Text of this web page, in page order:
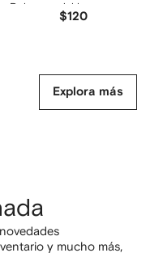
Polo
del logo
$120
Explora más
y mucho más,